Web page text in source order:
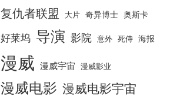
复仇者联盟 大片 奇异博士 奥斯卡
好莱坞 导演 影院 意外 死侍 海报
漫威 漫威宇宙 漫威影业
漫威电影 漫威电影宇宙